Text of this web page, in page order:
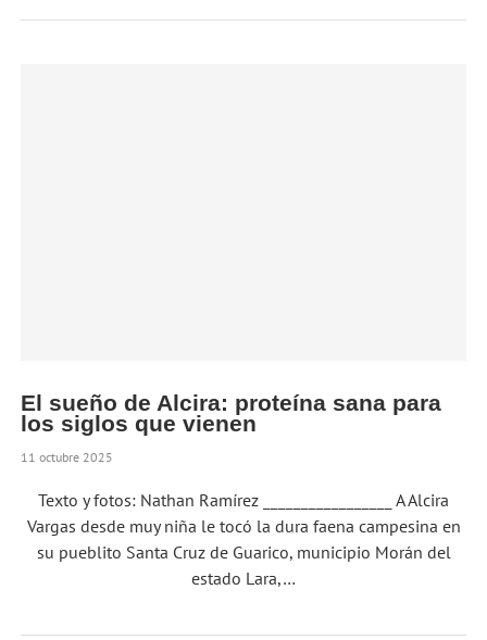
El sueño de Alcira: proteína sana para
los siglos que vienen
11 octubre 2025
Texto y fotos: Nathan Ramírez _________________ A Alcira
Vargas desde muy niña le tocó la dura faena campesina en
su pueblito Santa Cruz de Guarico, municipio Morán del
estado Lara,…